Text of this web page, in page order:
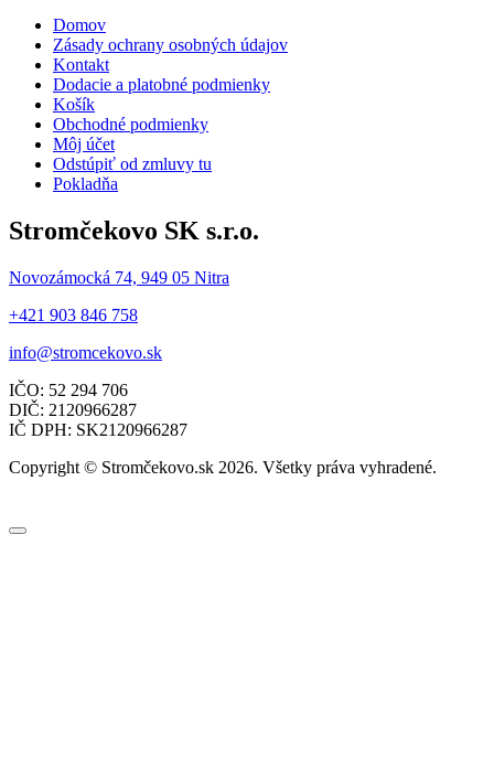
Domov
Zásady ochrany osobných údajov
Kontakt
Dodacie a platobné podmienky
Košík
Obchodné podmienky
Môj účet
Odstúpiť od zmluvy tu
Pokladňa
Stromčekovo SK s.r.o.
Novozámocká 74, 949 05 Nitra
+421 903 846 758
info@stromcekovo.sk
IČO: 52 294 706
DIČ: 2120966287
IČ DPH: SK2120966287
Copyright © Stromčekovo.sk 2026. Všetky práva vyhradené.